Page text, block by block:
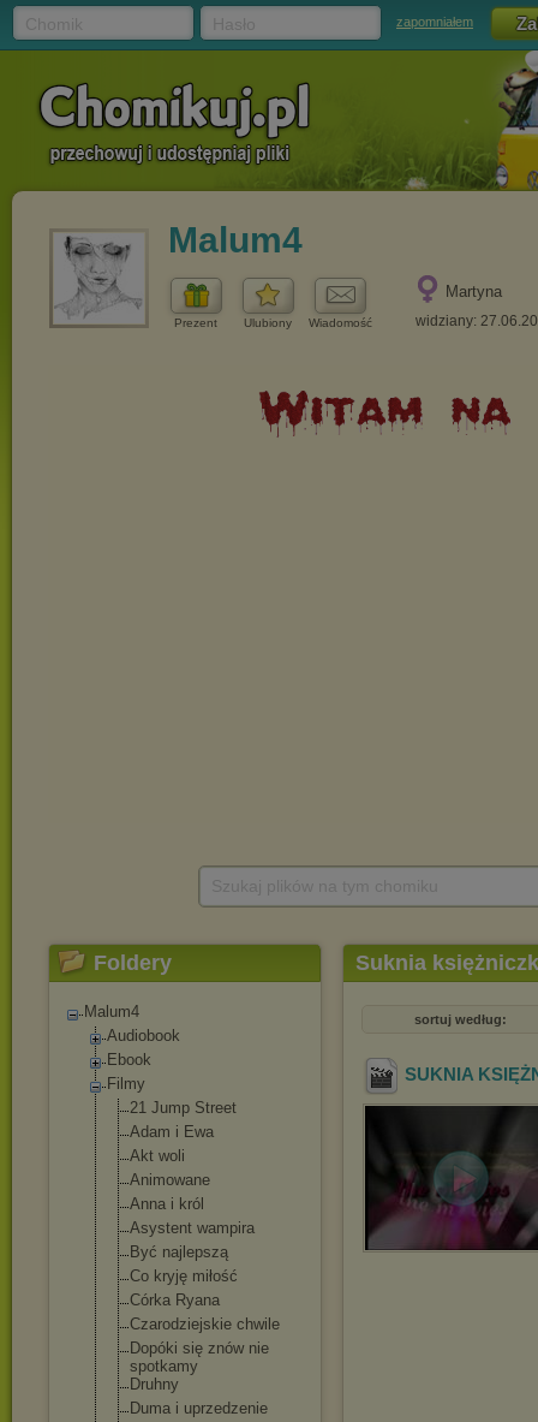
zapomniałem
Malum4
Prezent Ulubiony Wiadomość
Martyna
widziany:
Foldery
Malum4
Audiobook
Ebook
Filmy
21 Jump Street
Adam i Ewa
Akt woli
Animowane
Anna i król
Asystent wampira
Być najlepszą
Co kryję miłość
Córka Ryana
Czarodziejskie chwile
Dopóki się znów nie
spotkamy
Druhny
Duma i uprzedzenie
Suknia
sortuj według:
SUKNIA